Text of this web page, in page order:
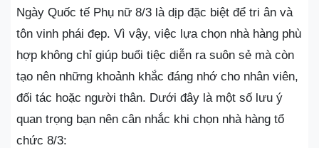
Ngày Quốc tế Phụ nữ 8/3 là dịp đặc biệt để tri ân và
tôn vinh phái đẹp. Vì vậy, việc lựa chọn nhà hàng phù
hợp không chỉ giúp buổi tiệc diễn ra suôn sẻ mà còn
tạo nên những khoảnh khắc đáng nhớ cho nhân viên,
đối tác hoặc người thân. Dưới đây là một số lưu ý
quan trọng bạn nên cân nhắc khi chọn nhà hàng tổ
chức 8/3: